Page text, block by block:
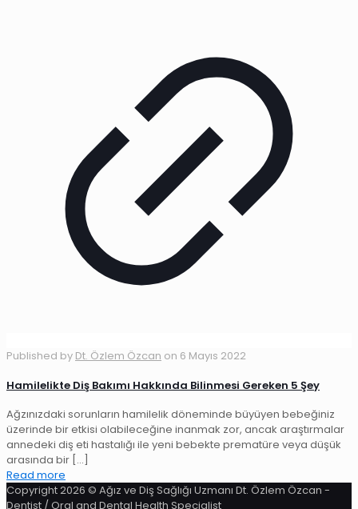
Published by Dt. Özlem Özcan on 6 Mayıs 2022
Hamilelikte Diş Bakımı Hakkında Bilinmesi Gereken 5 Şey
Ağzınızdaki sorunların hamilelik döneminde büyüyen bebeğiniz
üzerinde bir etkisi olabileceğine inanmak zor, ancak araştırmalar
annedeki diş eti hastalığı ile yeni bebekte prematüre veya düşük
arasında bir […]
Read more
Copyright 2026 © Ağız ve Diş Sağlığı Uzmanı Dt. Özlem Özcan -
Dentist / Oral and Dental Health Specialist